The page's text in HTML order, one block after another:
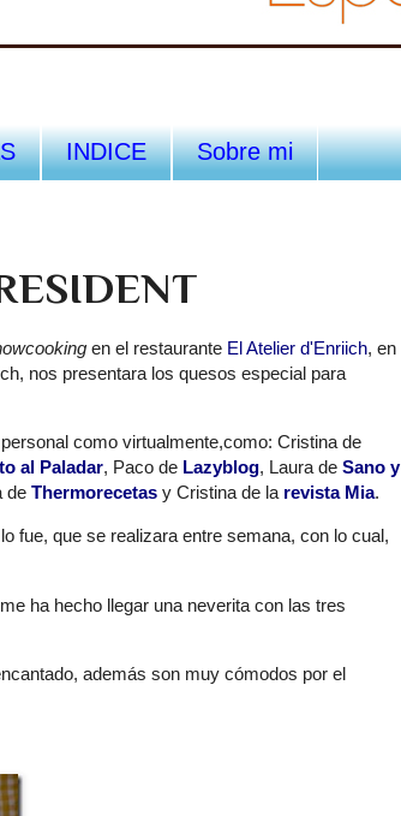
INDICE Sobre mi
en el restaurante El Atelier d'Enriich, en
nos presentara los quesos especial para
como virtualmente,como: Cristina de
al Paladar, Paco de Lazyblog, Laura de Sano y
de Thermorecetas y Cristina de la revista Mia.
fue, que se realizara entre semana, con lo cual,
ha hecho llegar una neverita con las tres
además son muy cómodos por el